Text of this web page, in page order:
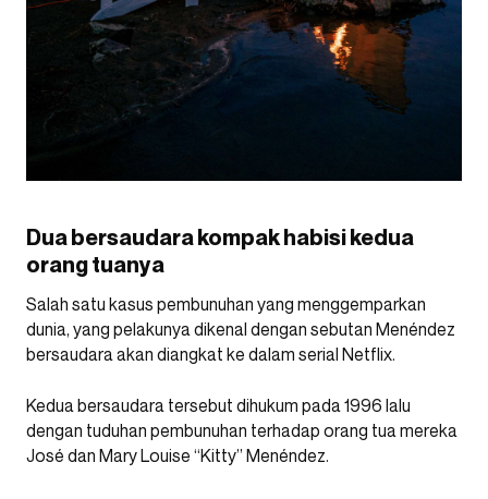
Dua bersaudara kompak habisi kedua
orang tuanya
Salah satu kasus pembunuhan yang menggemparkan
dunia, yang pelakunya dikenal dengan sebutan Menéndez
bersaudara akan diangkat ke dalam serial Netflix.
Kedua bersaudara tersebut dihukum pada 1996 lalu
dengan tuduhan pembunuhan terhadap orang tua mereka
José dan Mary Louise “Kitty” Menéndez.